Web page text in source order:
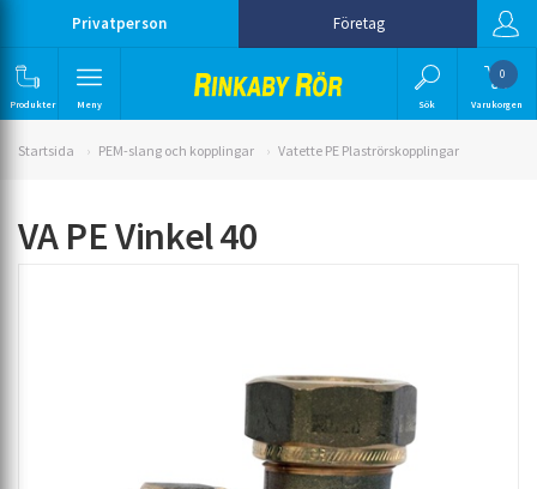
Privatperson Företag
Produkter Meny Sök
0
Varukorgen
Startsida PEM-slang och kopplingar Vatette PE Plaströrskopplingar
VA PE Vinkel 40